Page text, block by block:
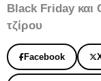
Black Friday και
τζίρου
Facebook